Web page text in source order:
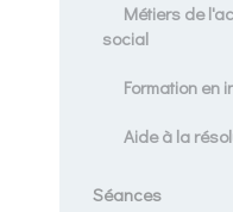
Métiers de
social
Formation en
Aide à la
Séances